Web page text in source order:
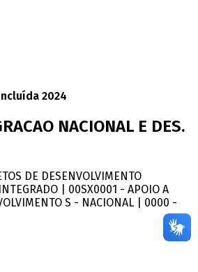
2024
NACIONAL E DES.
DE DESENVOLVIMENTO
| 00SX0001 - APOIO A
S - NACIONAL | 0000 -